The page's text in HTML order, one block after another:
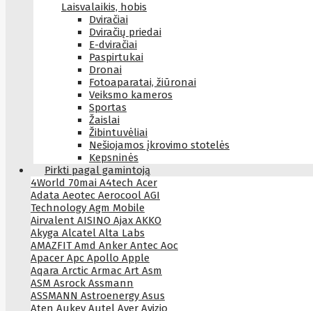
Laisvalaikis, hobis
Dviračiai
Dviračių priedai
E-dviračiai
Paspirtukai
Dronai
Fotoaparatai, žiūronai
Veiksmo kameros
Sportas
Žaislai
Žibintuvėliai
Nešiojamos įkrovimo stotelės
Kepsninės
Pirkti pagal gamintoją
4World 70mai A4tech Acer
Adata Aeotec Aerocool AGI
Technology Agm Mobile
Airvalent AISINO Ajax AKKO
Akyga Alcatel Alta Labs
AMAZFIT Amd Anker Antec Aoc
Apacer Apc Apollo Apple
Aqara Arctic Armac Art Asm
ASM Asrock Assmann
ASSMANN Astroenergy Asus
Aten Aukey Autel Aver Avizio